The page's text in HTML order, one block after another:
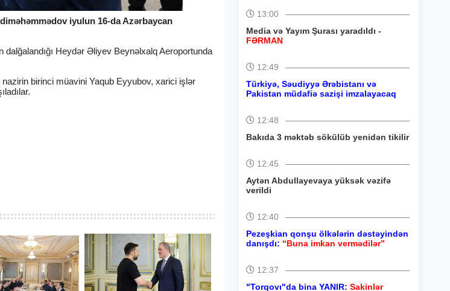
iyulun 16-da Azərbaycan
dalğalandığı Heydər Əliyev Beynəlxalq Aeroportunda
birinci müavini Yaqub Eyyubov, xarici işlər
13:00
Media və Yayım Şurası yaradıldı -
FƏRMAN
12:49
Türkiyə, Səudiyyə Ərəbistanı və
Pakistan müdafiə sazişi imzalayacaq
12:48
Bakıda 3 məktəb sökülüb yenidən tikilir
12:45
Aytən Abdullayevaya yüksək vəzifə
verildi
12:40
Pezeşkian qonşu ölkələrin dəstəyindən
danışdı: “Buna imkan vermədilər”
12:37
"Torqovı"da bina YANIR: Sakinlər